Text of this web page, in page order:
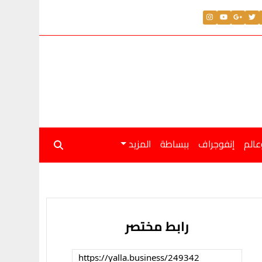
إنفوجراف ببساطة المزيد
رابط مختصر